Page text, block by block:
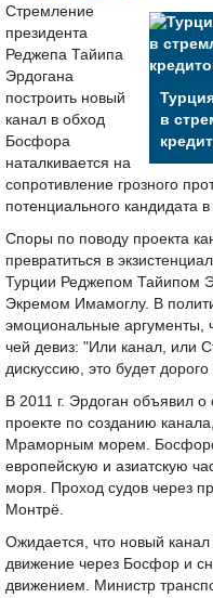
в
Стремление
президента
Реджепа Тайипа
Эрдогана
построить новый
канал в обход
Босфора
наталкивается на
сопротивление грозного
потенциального кандидата
Споры по поводу проекта
превратиться в
Турции Реджепом Тайипом
Экремом Имамоглу. В
эмоциональные аргументы,
чей девиз: "Или канал, или
дискуссию, это будет дорого
В 2011 г. Эрдоган объявил
проекте по созданию
Мраморным морем.
европейскую и азиатскую
моря. Проход судов через
Монтрё.
Ожидается, что новый канал
движение через Босфор и
движением. Министр